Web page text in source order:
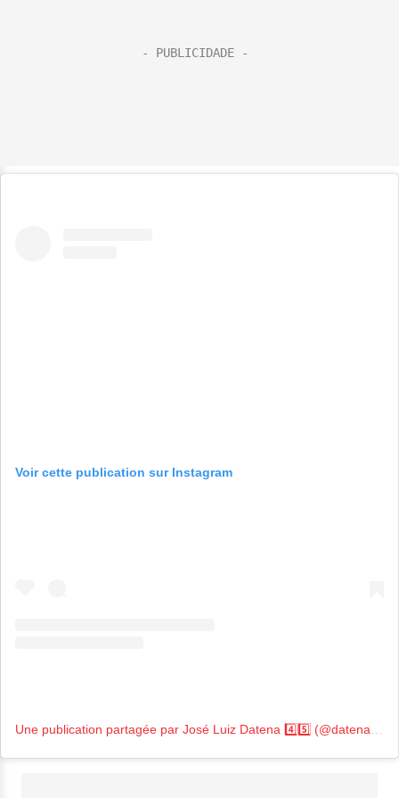
Voir cette publication sur Instagram
Une publication partagée par José Luiz Datena 4️⃣5️⃣ (@datenareal)